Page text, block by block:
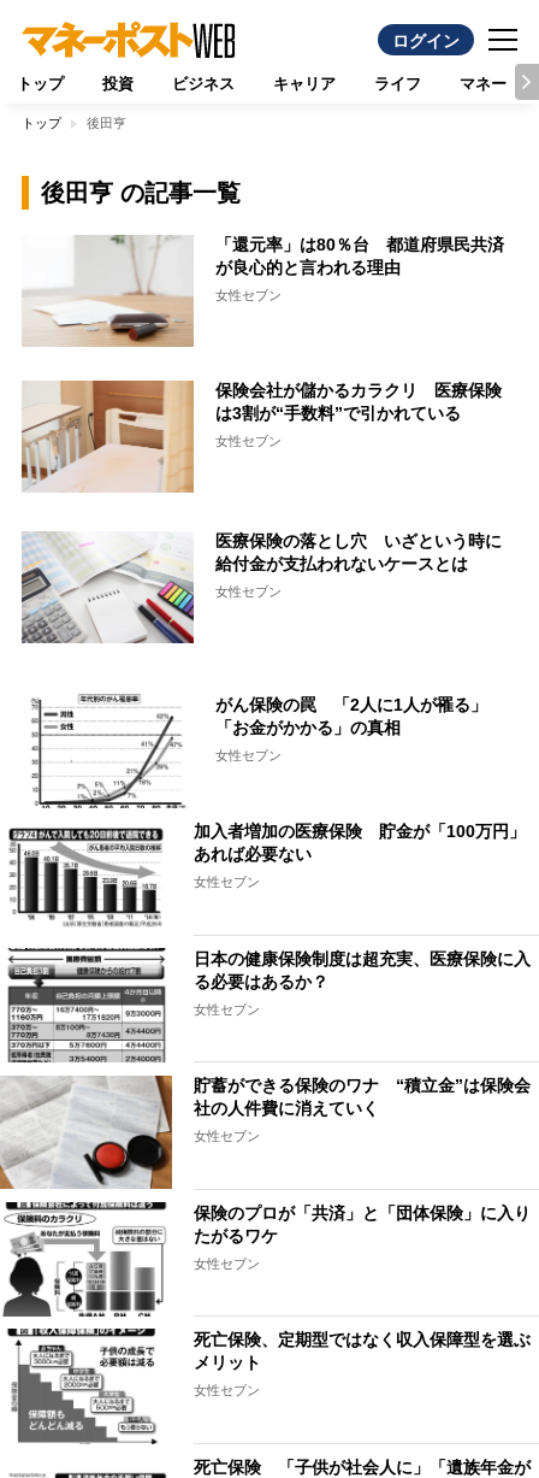
ログイン
トップ 投資 ビジネス キャリア ライフ マネー
トップ 後田亨
後田亨 の記事一覧
「還元率」は80％台 都道府県民共済
が良心的と言われる理由
女性セブン
保険会社が儲かるカラクリ 医療保険
は3割が“手数料”で引かれている
女性セブン
医療保険の落とし穴 いざという時に
給付金が支払われないケースとは
女性セブン
がん保険の罠 「2人に1人が罹る」
「お金がかかる」の真相
女性セブン
加入者増加の医療保険 貯金が「100万円」
あれば必要ない
女性セブン
日本の健康保険制度は超充実、医療保険に入
る必要はあるか？
女性セブン
貯蓄ができる保険のワナ “積立金”は保険会
社の人件費に消えていく
女性セブン
保険のプロが「共済」と「団体保険」に入り
たがるワケ
女性セブン
死亡保険、定期型ではなく収入保障型を選ぶ
メリット
女性セブン
死亡保険 「子供が社会人に」「遺族年金が